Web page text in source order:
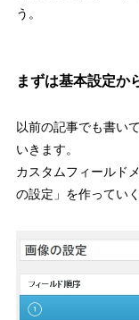
う。
まずは基本設定か
以前の記事でも書い
いきます。
カスタムフィールド
の設定」を作ってい